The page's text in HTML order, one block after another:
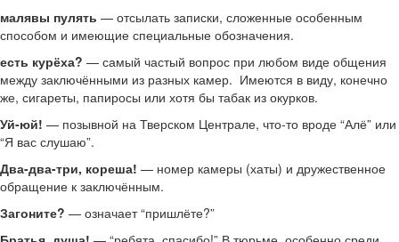
малявы пулять — отсылать записки, сложенные особенным
способом и имеющие специальные обозначения.
есть курёха? — самый частый вопрос при любом виде общения
между заключёнными из разных камер. Имеются в виду, конечно
же, сигареты, папиросы или хотя бы табак из окурков.
Уй-юй! — позывной на Тверском Централе, что-то вроде “Алё” или
“Я вас слушаю”.
Два-два-три, кореша! — номер камеры (хаты) и дружественное
обращение к заключённым.
Загоните? — означает “пришлёте?”